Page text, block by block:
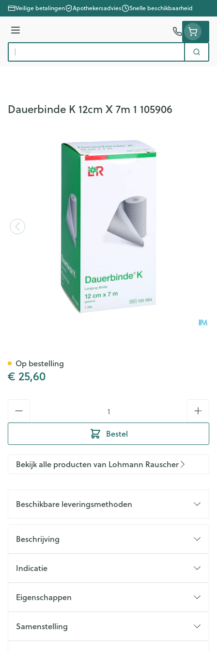
Ga naar de inhoud
Veilige betalingen Apothekersadvies Snelle beschikbaarheid
Menu
Product, merk, categorie...
Zoek
Dauerbinde K 12cm X 7m 1 105906
€ 25,60
Bestel
Op bestelling
Bekijk alle producten van Lohmann Rauscher
Beschikbare leveringsmethoden
Beschrijving
Indicatie
Eigenschappen
Samenstelling